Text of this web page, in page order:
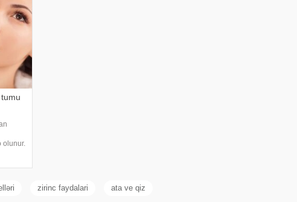
olunur.
zirinc faydalari ata ve qiz